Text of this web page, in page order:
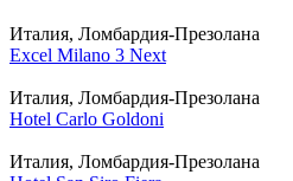
Италия, Ломбардия-Презолана
Excel Milano 3 Next
Италия, Ломбардия-Презолана
Hotel Carlo Goldoni
Италия, Ломбардия-Презолана